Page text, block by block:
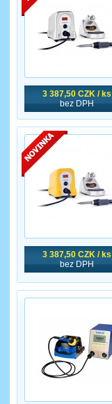
3 387,50 CZK / ks
bez DPH
3 387,50 CZK / ks
bez DPH